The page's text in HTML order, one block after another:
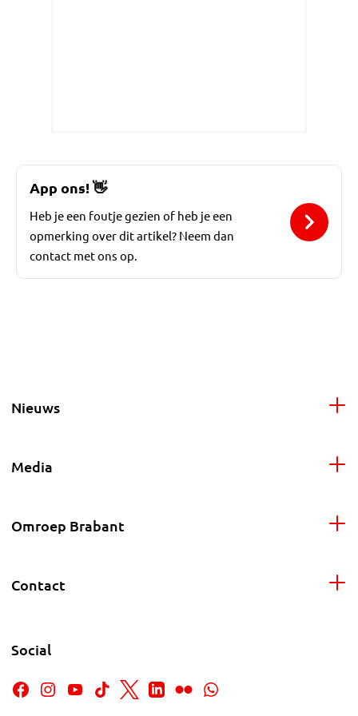
App ons!👋
Heb je een foutje gezien of heb je een
opmerking over dit artikel? Neem dan
contact met ons op.
Nieuws
Media
Omroep Brabant
Contact
Social